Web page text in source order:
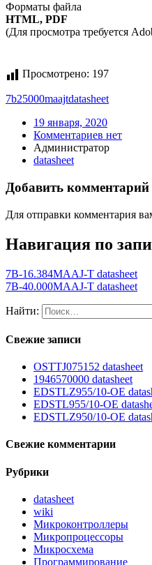
Форматы файла
HTML, PDF
(Для просмотра требуется
Просмотрено: 197
7b25000maajtdatasheet
19 января, 2020
Комментариев нет
Администратор
datasheet
Добавить комментарий
Для отправки комментария
Навигация по
7B-16.384MAAJ-T datasheet
7B-40.000MAAJ-T datasheet
Найти:
Свежие записи
OSTTJ075152 datasheet
1946570000 datasheet
EDSTLZ955/10-OE
EDSTL955/10-OE
EDSTLZ950/10-OE
Свежие комментарии
Рубрики
datasheet
wiki
Микроконтроллеры
Микропроцессоры
Микросхема
Программирование